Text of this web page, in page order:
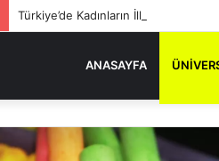
Türkiye’de Kadınların İlk Kez
ANASAYFA